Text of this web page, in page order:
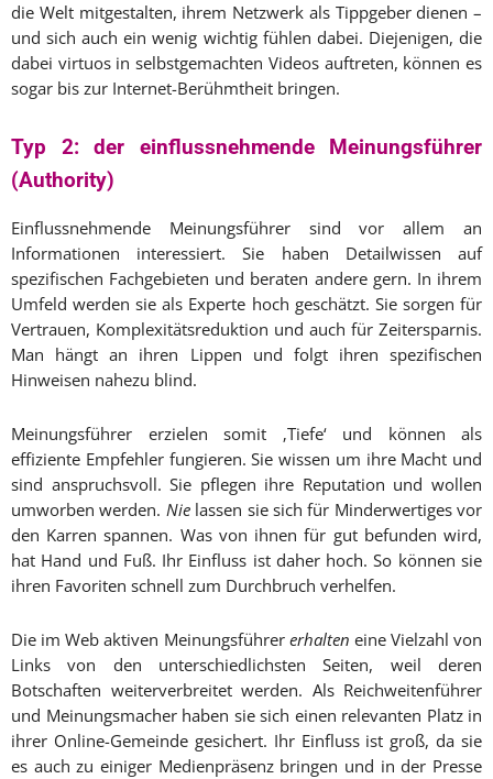
die Welt mitgestalten, ihrem Netzwerk als Tippgeber dienen –
und sich auch ein wenig wichtig fühlen dabei. Diejenigen, die
dabei virtuos in selbstgemachten Videos auftreten, können es
sogar bis zur Internet-Berühmtheit bringen.
Typ 2: der
einflussnehmende Meinungsführer
(Authority)
Einflussnehmende Meinungsführer sind vor allem an
Informationen interessiert. Sie haben Detailwissen auf
spezifischen Fachgebieten und beraten andere gern. In ihrem
Umfeld werden sie als Experte hoch geschätzt. Sie sorgen für
Vertrauen, Komplexitätsreduktion und auch für Zeitersparnis.
Man hängt an ihren Lippen und folgt ihren spezifischen
Hinweisen nahezu blind.
Meinungsführer erzielen somit ‚Tiefe‘ und können als
effiziente Empfehler fungieren. Sie wissen um ihre Macht und
sind anspruchsvoll. Sie pflegen ihre Reputation und wollen
umworben werden. Nielassen sie sich für Minderwertiges vor
den Karren spannen. Was von ihnen für gut befunden wird,
hat Hand und Fuß. Ihr Einfluss ist daher hoch. So können sie
ihren Favoriten schnell zum Durchbruch verhelfen.
Die im Web aktiven Meinungsführer erhalten eine Vielzahl von
Links von den unterschiedlichsten Seiten, weil deren
Botschaften weiterverbreitet werden. Als Reichweitenführer
und Meinungsmacher haben sie sich einen relevanten Platz in
ihrer Online-Gemeinde gesichert. Ihr Einfluss ist groß, da sie
es auch zu einiger Medienpräsenz bringen und in der Presse